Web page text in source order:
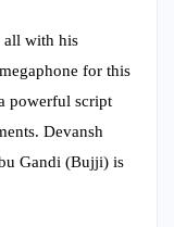
all with his
for this
powerful script
Devansh
Gandi (Bujji) is